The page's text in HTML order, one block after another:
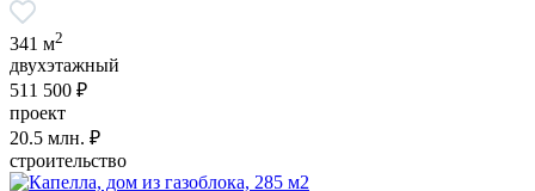
341 м2
двухэтажный
511 500 ₽
проект
20.5 млн. ₽
строительство